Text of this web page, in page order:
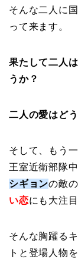
そんな二人に
って来ます。
果たして二人
うか？
二人の愛はど
そして、もう
王室近衛部隊
シギョンの敵
い恋にも大注目
そんな胸躍る
トと登場人物